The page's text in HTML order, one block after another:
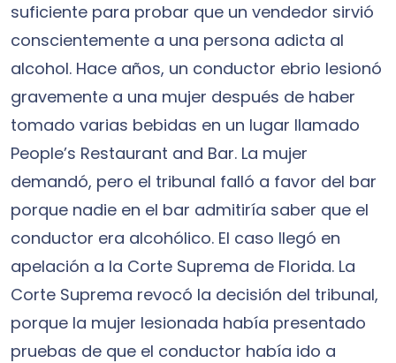
suficiente para probar que un vendedor sirvió
conscientemente a una persona adicta al
alcohol. Hace años, un conductor ebrio lesionó
gravemente a una mujer después de haber
tomado varias bebidas en un lugar llamado
People’s Restaurant and Bar. La mujer
demandó, pero el tribunal falló a favor del bar
porque nadie en el bar admitiría saber que el
conductor era alcohólico. El caso llegó en
apelación a la Corte Suprema de Florida. La
Corte Suprema revocó la decisión del tribunal,
porque la mujer lesionada había presentado
pruebas de que el conductor había ido a